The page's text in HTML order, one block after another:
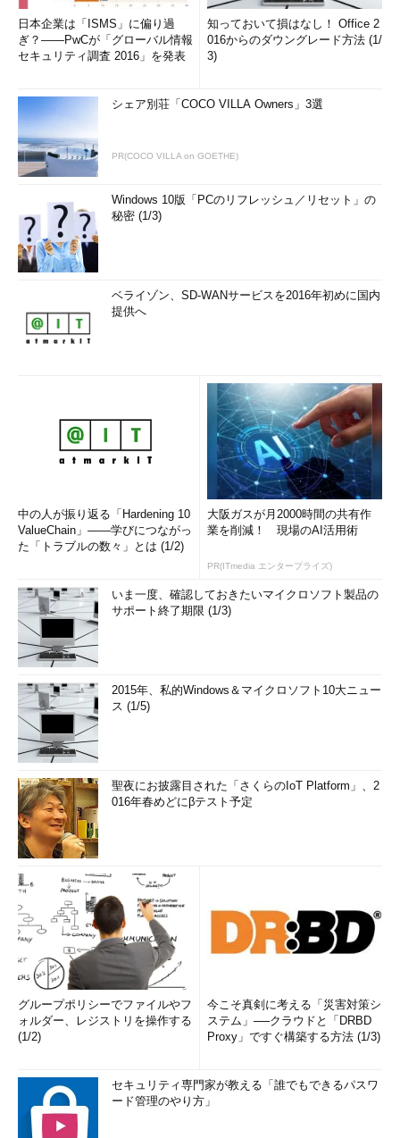
日本企業は「ISMS」に偏り過
ぎ？――PwCが「グローバル情報
セキュリティ調査 2016」を発表
知っておいて損はなし！ Office 2
016からのダウングレード方法 (1/
3)
シェア別荘「COCO VILLA Owners」3選
PR(COCO VILLA on GOETHE)
Windows 10版「PCのリフレッシュ／リセット」の
秘密 (1/3)
ベライゾン、SD-WANサービスを2016年初めに国内
提供へ
中の人が振り返る「Hardening 10
ValueChain」――学びにつながっ
た「トラブルの数々」とは (1/2)
大阪ガスが月2000時間の共有作
業を削減！ 現場のAI活用術
PR(ITmedia エンタープライズ)
いま一度、確認しておきたいマイクロソフト製品の
サポート終了期限 (1/3)
2015年、私的Windows＆マイクロソフト10大ニュー
ス (1/5)
聖夜にお披露目された「さくらのIoT Platform」、2
016年春めどにβテスト予定
グループポリシーでファイルやフ
ォルダー、レジストリを操作する
(1/2)
今こそ真剣に考える「災害対策シ
ステム」──クラウドと「DRBD
Proxy」ですぐ構築する方法 (1/3)
セキュリティ専門家が教える「誰でもできるパスワ
ード管理のやり方」